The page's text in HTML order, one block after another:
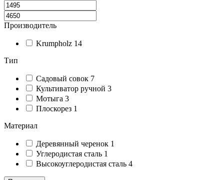
Производитель
Krumpholz 14
Тип
Садовый совок 7
Культиватор ручной 3
Мотыга 3
Плоскорез 1
Материал
Деревянный черенок 1
Углеродистая сталь 1
Высокоуглеродистая сталь 4